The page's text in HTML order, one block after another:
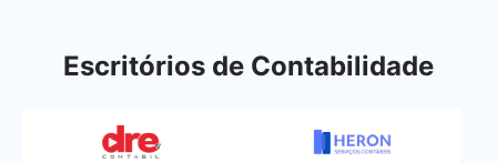
Escritórios de Contabilidade